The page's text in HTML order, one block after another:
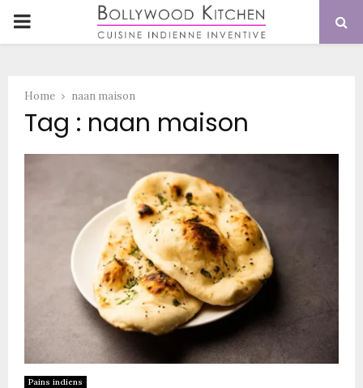
PRIMARY
Home naan maison
Tag : naan maison
Pains indiens